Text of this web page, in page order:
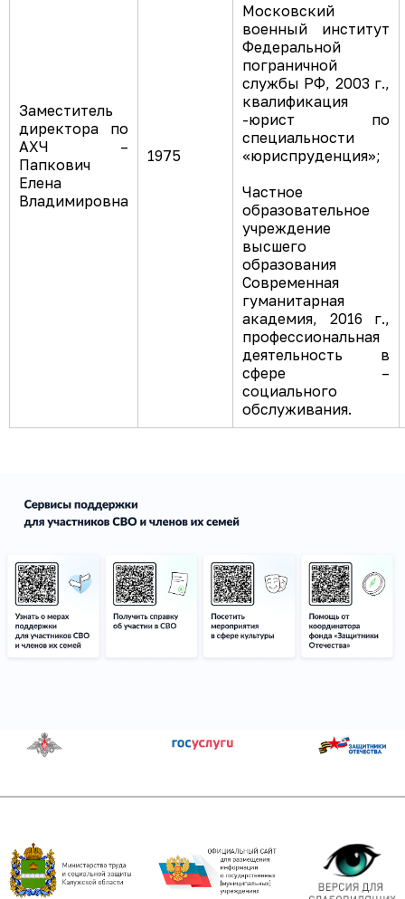
Заместитель
директора по
АХЧ –
Папкович
Елена
Владимировна
1975
Московский
военный институт
Федеральной
пограничной
службы РФ, 2003 г.,
квалификация
-юрист по
специальности
«юриспруденция»;
Частное
образовательное
учреждение
высшего
образования
Современная
гуманитарная
академия, 2016 г.,
профессиональная
деятельность в
сфере –
социального
обслуживания.